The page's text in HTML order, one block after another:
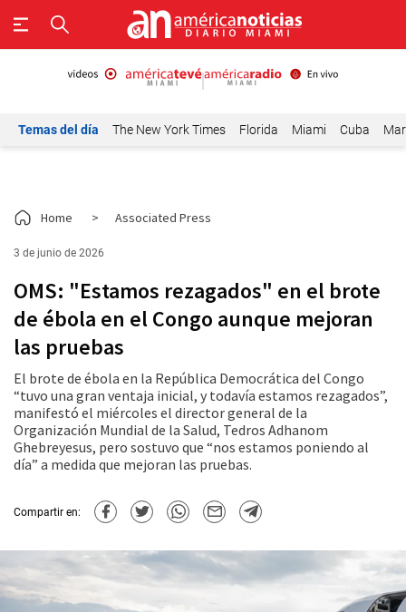
Temas del día The New York Times Florida Miami Cuba
Home > Associated Press
3 de junio de 2026
OMS: "Estamos rezagados" en el brote
de ébola en el Congo aunque mejoran
las pruebas
El brote de ébola en la República Democrática del Congo
“tuvo una gran ventaja inicial, y todavía estamos rezagados”,
manifestó el miércoles el director general de la
Organización Mundial de la Salud, Tedros Adhanom
Ghebreyesus, pero sostuvo que “nos estamos poniendo al
día” a medida que mejoran las pruebas.
Compartir en: